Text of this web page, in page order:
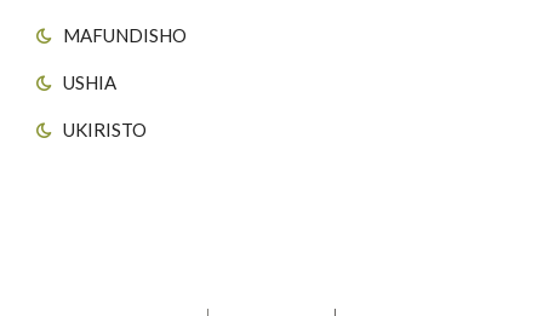
MAFUNDISHO
USHIA
UKIRISTO